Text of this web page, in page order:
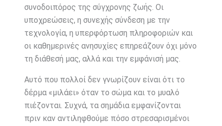
συνοδοιπόρος της σύγχρονης ζωής. Οι
υποχρεώσεις, η συνεχής σύνδεση με την
τεχνολογία, η υπερφόρτωση πληροφοριών και
οι καθημερινές ανησυχίες επηρεάζουν όχι μόνο
τη διάθεσή μας, αλλά και την εμφάνισή μας.
Αυτό που πολλοί δεν γνωρίζουν είναι ότι το
δέρμα «μιλάει» όταν το σώμα και το μυαλό
πιέζονται. Συχνά, τα σημάδια εμφανίζονται
πριν καν αντιληφθούμε πόσο στρεσαρισμένοι